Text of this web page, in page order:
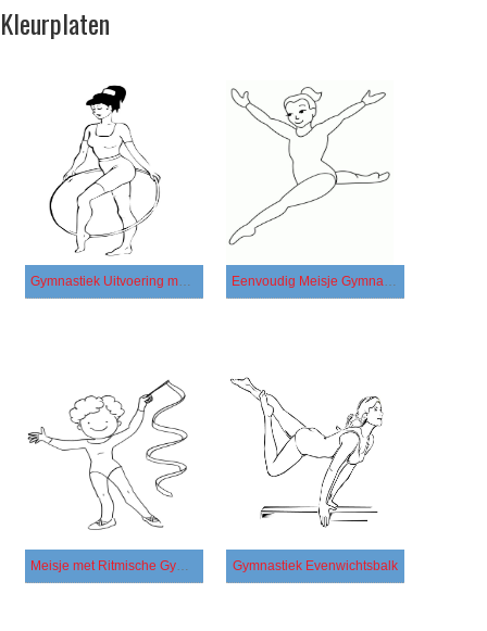
Kleurplaten
Gymnastiek Uitvoering met een Hoepel Eenvoudig Meisje Gymnastiek
Meisje met Ritmische Gymnastiek Gymnastiek Evenwichtsbalk